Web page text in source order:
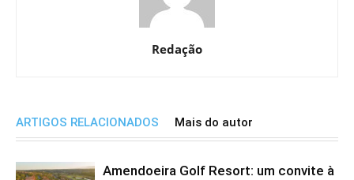
Redação
ARTIGOS RELACIONADOS Mais do autor
Amendoeira Golf Resort: um convite à